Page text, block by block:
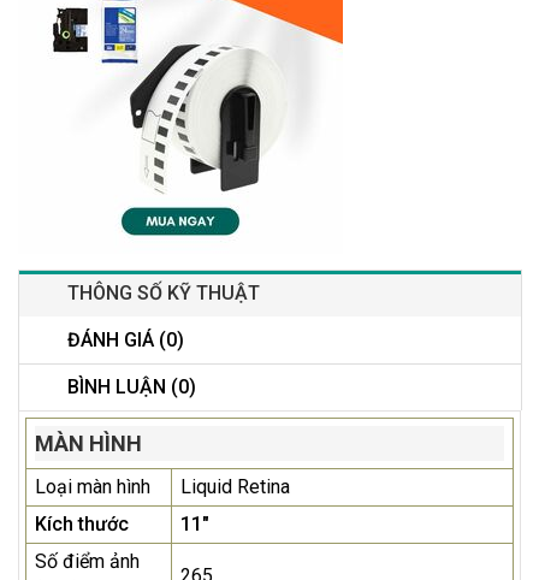
THÔNG SỐ KỸ THUẬT
ĐÁNH GIÁ (0)
BÌNH LUẬN (0)
MÀN HÌNH
Loại màn hình
Liquid Retina
Kích thước
11"
Số điểm ảnh